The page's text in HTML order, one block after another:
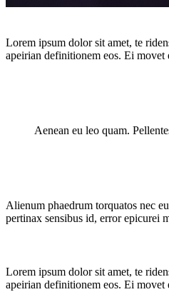
Blog
Lorem ipsum dolor sit amet, te
apeirian definitionem eos. Ei movet
Aenean eu leo quam.
Alienum phaedrum torquatos nec
pertinax sensibus id, error epicurei
Lorem ipsum dolor sit amet, te
apeirian definitionem eos. Ei movet